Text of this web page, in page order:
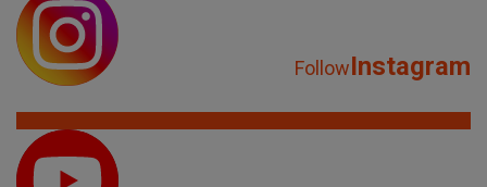
FollowInstagram